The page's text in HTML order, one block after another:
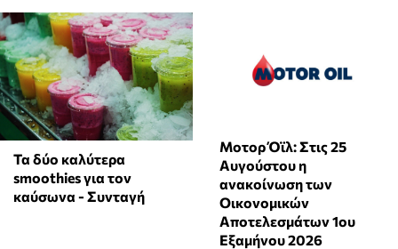
Τα δύο καλύτερα
smoothies για τον
καύσωνα - Συνταγή
Μοτορ Όϊλ: Στις 25
Αυγούστου η
ανακοίνωση των
Οικονομικών
Αποτελεσμάτων 1ου
Εξαμήνου 2026